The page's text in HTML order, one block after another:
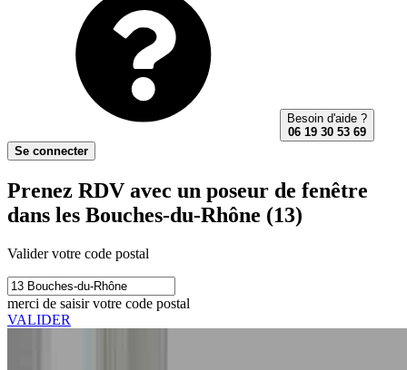
Besoin d'aide ?
06 19 30 53 69
Se connecter
Prenez RDV avec un poseur de fenêtre
dans les Bouches-du-Rhône (13)
Valider votre code postal
merci de saisir votre code postal
VALIDER